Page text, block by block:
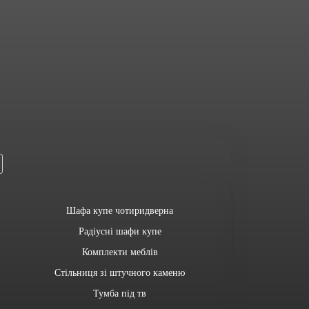
Шафа купе чотиридверна
Радіусні шафи купе
Комплекти меблів
Стільниця зі штучного каменю
Тумба під тв